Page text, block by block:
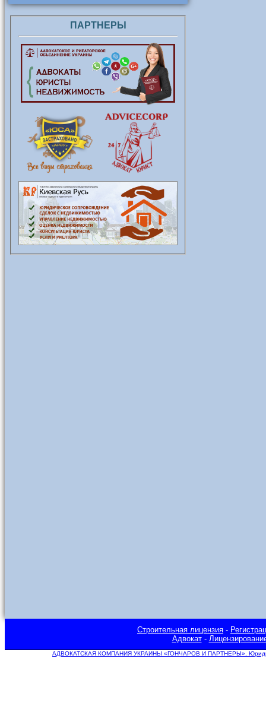
ПАРТНЕРЫ
Строительная лицензия -
Адвокат-
АДВОКАТСКАЯ КОМПАНИЯ УКРАИНЫ «ГОНЧАРОВ И ПАРТНЕРЫ».